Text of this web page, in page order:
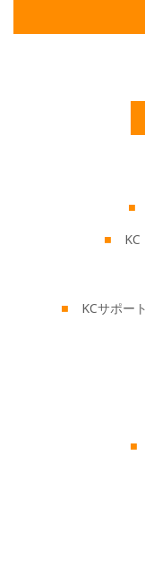
KC
KCサポー